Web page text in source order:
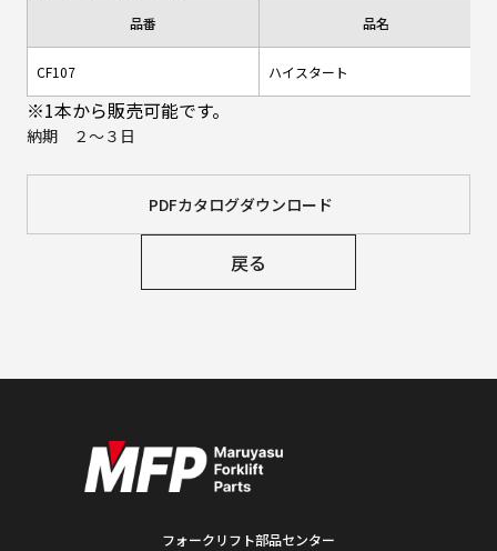
品番 品名
CF107 ハイスタート
※1本から販売可能です。
納期 ２～３日
PDFカタログダウンロード
戻る
フォークリフト部品センター